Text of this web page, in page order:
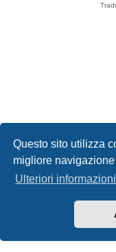
Questo sito utilizza
migliore
Ulteriori informazioni